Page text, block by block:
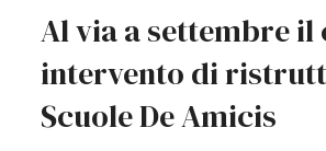
Al via a settembre il
intervento di
Scuole De Amicis